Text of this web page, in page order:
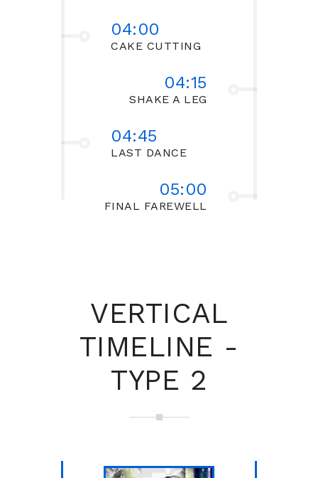
04:00
CAKE CUTTING
04:15
SHAKE A LEG
04:45
LAST DANCE
05:00
FINAL FAREWELL
VERTICAL
TIMELINE -
TYPE 2